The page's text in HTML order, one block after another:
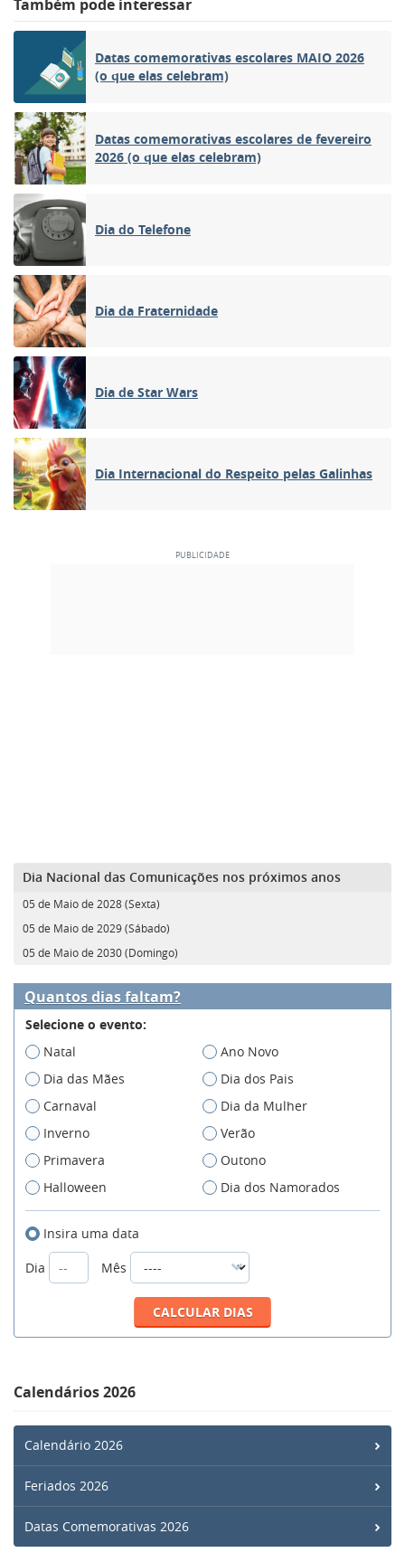
Também pode interessar
Datas comemorativas escolares MAIO 2026
(o que elas celebram)
Datas comemorativas escolares de fevereiro
2026 (o que elas celebram)
Dia do Telefone
Dia da Fraternidade
Dia de Star Wars
Dia Internacional do Respeito pelas Galinhas
Dia Nacional das Comunicações nos próximos anos
05 de Maio de 2028 (Sexta)
05 de Maio de 2029 (Sábado)
05 de Maio de 2030 (Domingo)
Quantos dias faltam?
Selecione o evento:
Natal
Ano Novo
Dia das Mães
Dia dos Pais
Carnaval
Dia da Mulher
Inverno
Verão
Primavera
Outono
Halloween
Dia dos Namorados
Insira uma data
Dia
Mês
Calendários 2026
Calendário 2026
Feriados 2026
Datas Comemorativas 2026